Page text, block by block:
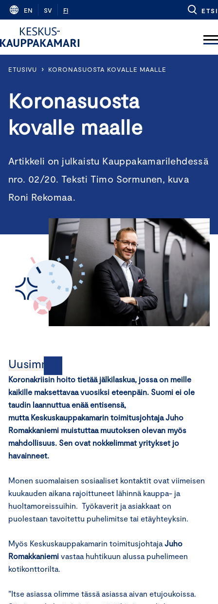
Skip
content
EN SV FI ETSI
ETUSIVU › KORONASUOSTA KOVALLE MAALLE
Koronasuosta
kovalle maalle
Artikkeli on julkaistu Kauppakamarilehdessä
nro. 02/20. Teksti Timo Sormunen, kuva
Roni Rekomaa.
Uusimmat
Koronakriisin hoito tietää jälkilaskua, jossa on meille
kaikille maksettavaa vuosiksi eteenpäin. Suomi ei ole
taudin laannuttua enää entisensä,
mutta Keskuskauppakamarin toimitusjohtaja Juho
Romakkaniemi muistuttaa muutoksen olevan myös
mahdollisuus. Sen ovat nokkelimmat yritykset jo
havainneet.
Monen suomalaisen sosiaaliset kontaktit ovat viimeisen
kuukauden aikana rajoittuneet lähinnä kauppa- ja
huoltamoreissuihin. Työkaverit ja asiakkaat on
puolestaan tavoitettu puhelimitse tai etäyhteyksin.
Myös Keskuskauppakamarin toimitusjohtaja Juho
Romakkaniemi vastaa huhtikuun alussa puhelimeen
kotikonttorilta.
”Itse asiassa olimme tässä asiassa aivan etujoukoissa.